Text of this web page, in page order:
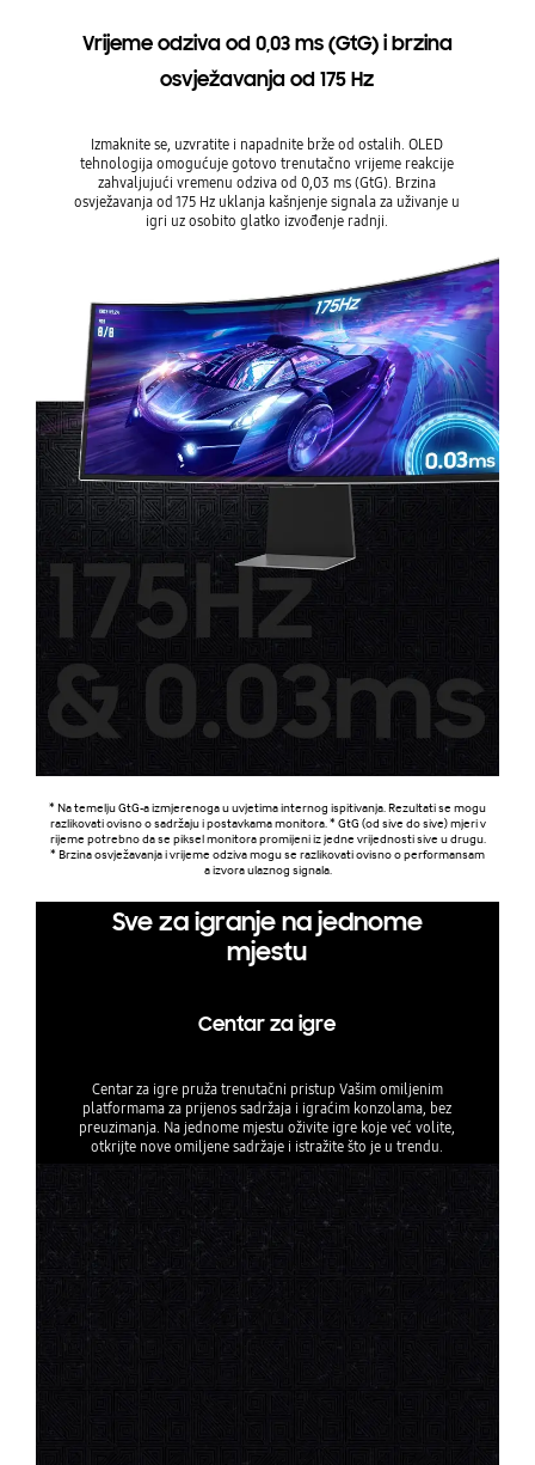
Vrijeme odziva od 0,03 ms (GtG) i brzina
osvježavanja od 175 Hz
Izmaknite se, uzvratite i napadnite brže od ostalih. OLED
tehnologija omogućuje gotovo trenutačno vrijeme reakcije
zahvaljujući vremenu odziva od 0,03 ms (GtG). Brzina
osvježavanja od 175 Hz uklanja kašnjenje signala za uživanje u
igri uz osobito glatko izvođenje radnji.
* Na temelju GtG-a izmjerenoga u uvjetima internog ispitivanja. Rezultati se mogu
razlikovati ovisno o sadržaju i postavkama monitora. * GtG (od sive do sive) mjeri v
rijeme potrebno da se piksel monitora promijeni iz jedne vrijednosti sive u drugu.
* Brzina osvježavanja i vrijeme odziva mogu se razlikovati ovisno o performansam
a izvora ulaznog signala.
Sve za igranje na jednome
mjestu
Centar za igre
Centar za igre pruža trenutačni pristup Vašim omiljenim
platformama za prijenos sadržaja i igraćim konzolama, bez
preuzimanja. Na jednome mjestu oživite igre koje već volite,
otkrijte nove omiljene sadržaje i istražite što je u trendu.